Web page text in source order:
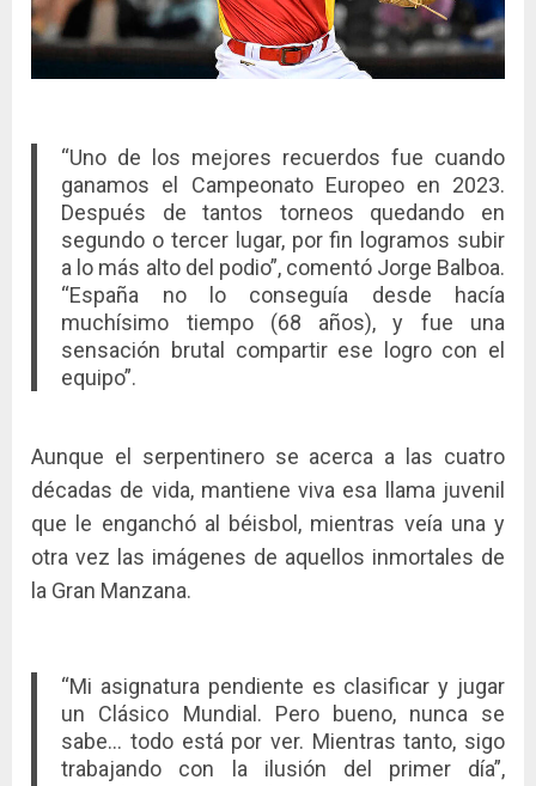
“Uno de los mejores recuerdos fue cuando
ganamos el Campeonato Europeo en 2023.
Después de tantos torneos quedando en
segundo o tercer lugar, por fin logramos subir
a lo más alto del podio”, comentó Jorge Balboa.
“España no lo conseguía desde hacía
muchísimo tiempo (68 años), y fue una
sensación brutal compartir ese logro con el
equipo”.
Aunque el serpentinero se acerca a las cuatro
décadas de vida, mantiene viva esa llama juvenil
que le enganchó al béisbol, mientras veía una y
otra vez las imágenes de aquellos inmortales de
la Gran Manzana.
“Mi asignatura pendiente es clasificar y jugar
un Clásico Mundial. Pero bueno, nunca se
sabe… todo está por ver. Mientras tanto, sigo
trabajando con la ilusión del primer día”,